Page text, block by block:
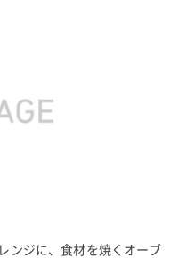
ンジに、食材を焼くオーブ